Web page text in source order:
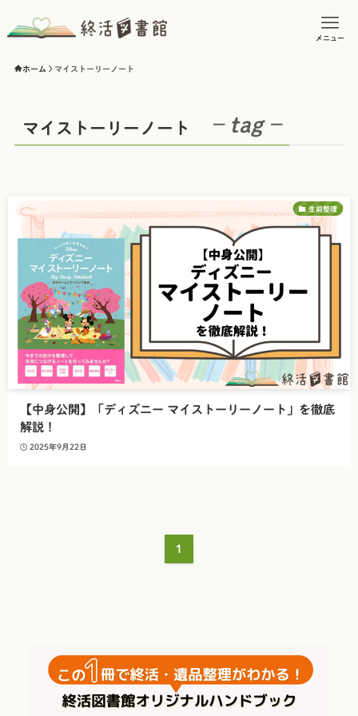
メニュー
ホーム マイストーリーノート
マイストーリーノート – tag –
生前整理
【中身公開】「ディズニー マイストーリーノート」を徹底
解説！
2025年9月22日
1